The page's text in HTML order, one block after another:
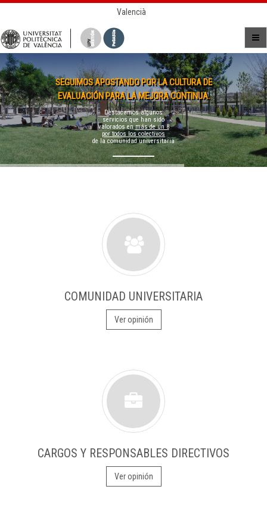
Valencià
SEGUIMOS APOSTANDO POR LA CULTURA DE
EVALUACIÓN PARA LA MEJORA CONTINUA.
Destacamos algunos
servicios que han sido
valorados enmás de un 8
por todos los colectivos
de la comunidad universitaria
COMUNIDAD UNIVERSITARIA
Ver opinión
CARGOS Y RESPONSABLES DIRECTIVOS
Ver opinión